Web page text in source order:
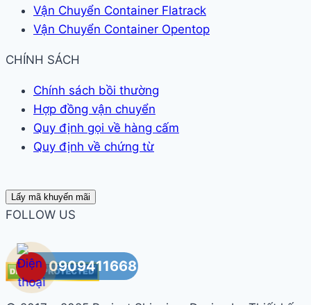
0909411668
Vận Chuyển Container Flatrack
Vận Chuyển Container Opentop
CHÍNH SÁCH
Chính sách bồi thường
Hợp đồng vận chuyển
Quy định gọi về hàng cấm
Quy định về chứng từ
Lấy mã khuyến mãi
FOLLOW US